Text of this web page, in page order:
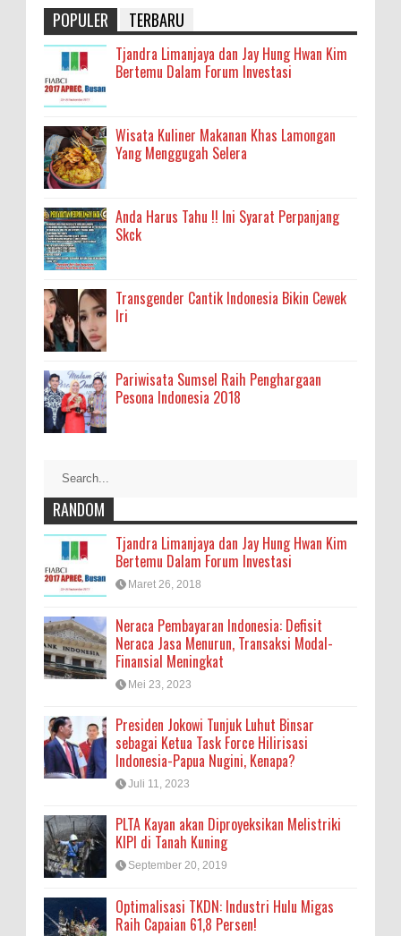
POPULER TERBARU
Tjandra Limanjaya dan Jay Hung Hwan Kim
Bertemu Dalam Forum Investasi
Wisata Kuliner Makanan Khas Lamongan
Yang Menggugah Selera
Anda Harus Tahu !! Ini Syarat Perpanjang
Skck
Transgender Cantik Indonesia Bikin Cewek
Iri
Pariwisata Sumsel Raih Penghargaan
Pesona Indonesia 2018
RANDOM
Tjandra Limanjaya dan Jay Hung Hwan Kim
Bertemu Dalam Forum Investasi
Maret 26, 2018
Neraca Pembayaran Indonesia: Defisit
Neraca Jasa Menurun, Transaksi Modal-
Finansial Meningkat
Mei 23, 2023
Presiden Jokowi Tunjuk Luhut Binsar
sebagai Ketua Task Force Hilirisasi
Indonesia-Papua Nugini, Kenapa?
Juli 11, 2023
PLTA Kayan akan Diproyeksikan Melistriki
KIPI di Tanah Kuning
September 20, 2019
Optimalisasi TKDN: Industri Hulu Migas
Raih Capaian 61,8 Persen!